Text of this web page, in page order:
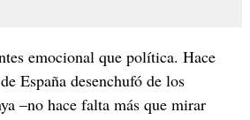
emocional que política. Hace
España desenchufó de los
–no hace falta más que mirar